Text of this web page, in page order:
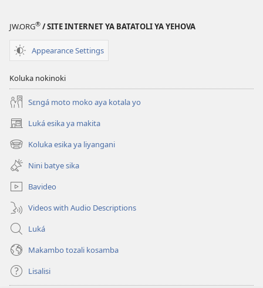
JW.ORG® / SITE INTERNET YA BATATOLI YA YEHOVA
Appearance Settings
Koluka nokinoki
Sɛngá moto moko aya kotala yo
Luká esika ya makita
(fungolá
fenɛtrɛ
mosusu)
Koluka esika ya liyangani
(fungolá
fenɛtrɛ
mosusu)
Nini batye sika
Bavideo
Videos with Audio Descriptions
Luká
Makambo tozali kosamba
Lisalisi